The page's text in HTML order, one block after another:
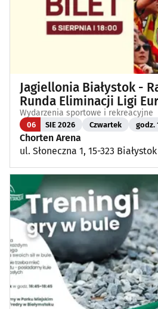
Jagiellonia Białystok -
Runda Eliminacji Ligi
Wydarzenia sportowe i rekreacyjne
06 SIE 2026 Czwartek godz.
Chorten Arena
ul. Słoneczna 1, 15-323 Białystok